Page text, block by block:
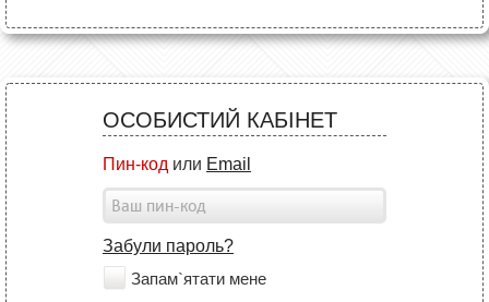
ОСОБИСТИЙ КАБІНЕТ
Пин-код или Email
Забули пароль?
Запам`ятати мене